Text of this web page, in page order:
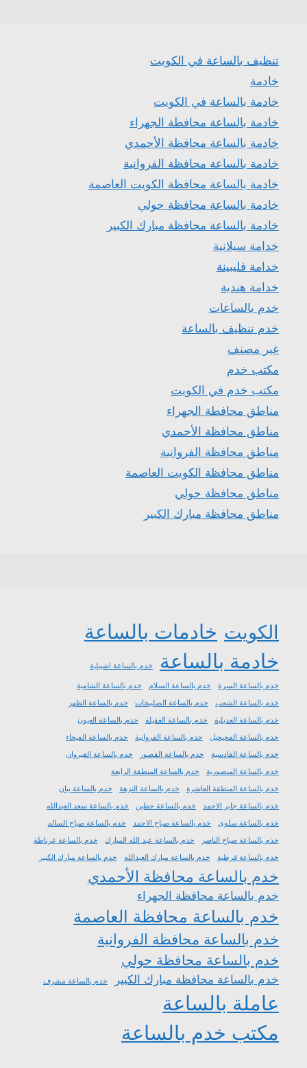
تنظيف بالساعة في الكويت
خادمة
خادمة بالساعة في الكويت
خادمة بالساعة محافطة الجهراء
خادمة بالساعة محافظة الأحمدي
خادمة بالساعة محافظة الفروانية
خادمة بالساعة محافظة الكويت العاصمة
خادمة بالساعة محافظة حولي
خادمة بالساعة محافظة مبارك الكبير
خدامة سيلانية
خدامة فليبينة
خدامة هندية
خدم بالساعات
خدم تنظيف بالساعة
غير مصنف
مكتب خدم
مكتب خدم في الكويت
مناطق محافطة الجهراء
مناطق محافظة الأحمدي
مناطق محافظة الفروانية
مناطق محافظة الكويت العاصمة
مناطق محافظة حولي
مناطق محافظة مبارك الكبير
الكويت خادمات بالساعة
خادمة بالساعة
خدم بالساعة اشبيلية
خدم بالساعة السرة خدم بالساعة السلام
خدم بالساعة الشامية
خدم بالساعة الشعب
خدم بالساعة الصليبخات
خدم بالساعة الظهر
خدم بالساعة العديلية
خدم بالساعة العقيلة
خدم بالساعة العيون
خدم بالساعة الفحيحيل
خدم بالساعة الفروانية
خدم بالساعة الفيحاء
خدم بالساعة القادسية
خدم بالساعة القصور
خدم بالساعة القيروان
خدم بالساعة المنصورية
خدم بالساعة المنطقة الرابعة
خدم بالساعة المنطقة العاشرة
خدم بالساعة النزهة
خدم بالساعة بيان
خدم بالساعة جابر الاحمد
خدم بالساعة حطين
خدم بالساعة سعد العبدالله
خدم بالساعة سلوى
خدم بالساعة صباح الاحمد
خدم بالساعة صباح السالم
خدم بالساعة صباح الناصر
خدم بالساعة عبد الله المبارك
خدم بالساعة غرناطة
خدم بالساعة قرطبة
خدم بالساعة مبارك العبدالله خدم بالساعة مبارك الكبير
خدم بالساعة محافظة الأحمدي
خدم بالساعة محافظة الجهراء
خدم بالساعة محافظة العاصمة
خدم بالساعة محافظة الفروانية
خدم بالساعة محافظة حولي
خدم بالساعة محافظة مبارك الكبير خدم بالساعة مشرف
عاملة بالساعة
مكتب خدم بالساعة